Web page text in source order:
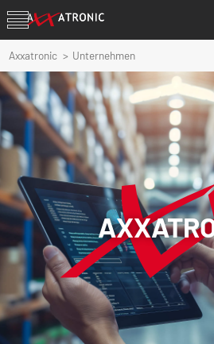
Axxatronic Unternehmen